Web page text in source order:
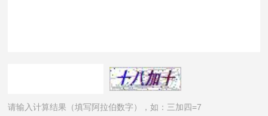
请输入计算结果（填写阿拉伯数字），如：三加四=7